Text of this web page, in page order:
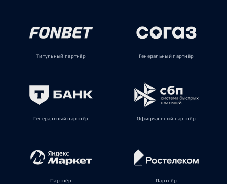
Титульный партнёр Генеральный партнёр
Генеральный партнёр Официальный партнёр
Партнёр Партнёр